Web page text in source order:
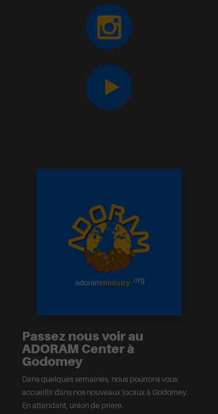
Passez nous voir au
ADORAM Center à
Godomey
Dans quelques semaines, nous pourrons vous
accueillir dans nos nouveaux locaux à Godomey.
En attendant, union de prière.